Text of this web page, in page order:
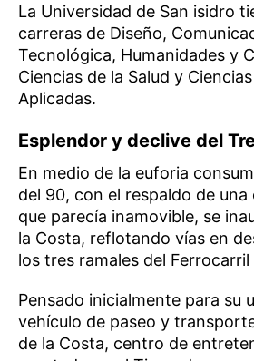
La Universidad de San isidro
carreras de Diseño,
Tecnológica, Humanidades y
Ciencias de la Salud y
Aplicadas.
Esplendor y declive del
En medio de la euforia
del 90, con el respaldo de
que parecía inamovible, se
la Costa, reflotando vías en
los tres ramales del
Pensado inicialmente para su
vehículo de paseo y
de la Costa, centro de